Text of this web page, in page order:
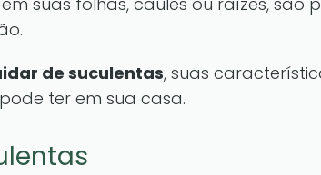
de suculentas, suas
ter em sua casa.